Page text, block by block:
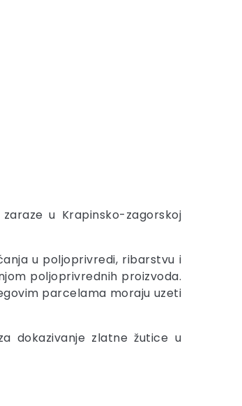
u Krapinsko-zagorskoj
u poljoprivredi, ribarstvu i
poljoprivrednih proizvoda.
parcelama moraju uzeti
dokazivanje zlatne žutice u